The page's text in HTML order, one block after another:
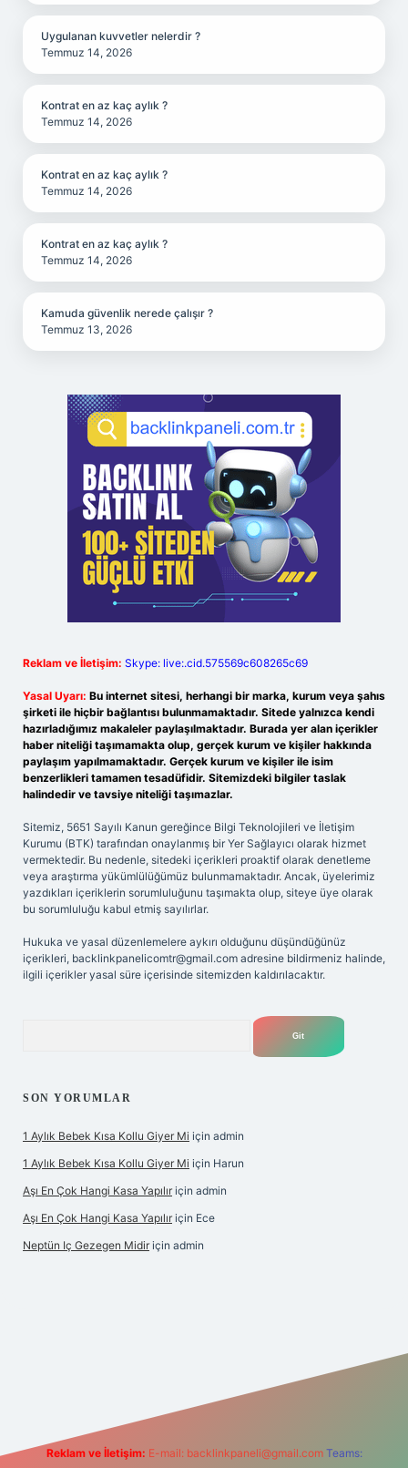
Uygulanan kuvvetler nelerdir ?
Temmuz 14, 2026
Kontrat en az kaç aylık ?
Temmuz 14, 2026
Kontrat en az kaç aylık ?
Temmuz 14, 2026
Kontrat en az kaç aylık ?
Temmuz 14, 2026
Kamuda güvenlik nerede çalışır ?
Temmuz 13, 2026
Reklam ve İletişim: Skype: live:.cid.575569c608265c69
Yasal Uyarı: Bu internet sitesi, herhangi bir marka, kurum veya şahıs
şirketi ile hiçbir bağlantısı bulunmamaktadır. Sitede yalnızca kendi
hazırladığımız makaleler paylaşılmaktadır. Burada yer alan içerikler
haber niteliği taşımamakta olup, gerçek kurum ve kişiler hakkında
paylaşım yapılmamaktadır. Gerçek kurum ve kişiler ile isim
benzerlikleri tamamen tesadüfidir. Sitemizdeki bilgiler taslak
halindedir ve tavsiye niteliği taşımazlar.
Sitemiz, 5651 Sayılı Kanun gereğince Bilgi Teknolojileri ve İletişim
Kurumu (BTK) tarafından onaylanmış bir Yer Sağlayıcı olarak hizmet
vermektedir. Bu nedenle, sitedeki içerikleri proaktif olarak denetleme
veya araştırma yükümlülüğümüz bulunmamaktadır. Ancak, üyelerimiz
yazdıkları içeriklerin sorumluluğunu taşımakta olup, siteye üye olarak
bu sorumluluğu kabul etmiş sayılırlar.
Hukuka ve yasal düzenlemelere aykırı olduğunu düşündüğünüz
içerikleri, backlinkpanelicomtr@gmail.com adresine bildirmeniz halinde,
ilgili içerikler yasal süre içerisinde sitemizden kaldırılacaktır.
SON YORUMLAR
1 Aylık Bebek Kısa Kollu Giyer Mi için admin
1 Aylık Bebek Kısa Kollu Giyer Mi için Harun
Aşı En Çok Hangi Kasa Yapılır için admin
Aşı En Çok Hangi Kasa Yapılır için Ece
Neptün Iç Gezegen Midir için admin
elexbet en iyi bahis sitesi
Reklam ve İletişim: E-mail: backlinkpaneli@gmail.com Teams: